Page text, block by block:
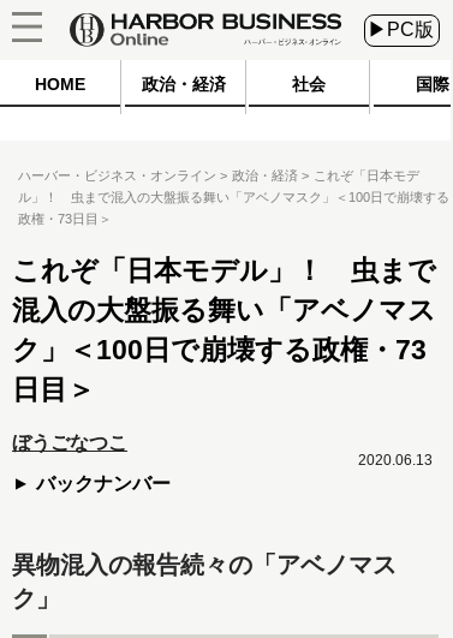
▶PC版
HOME 政治・経済 社会 国際
ハーバー・ビジネス・オンライン 政治・経済
これぞ「日本モデ
ル」！ 虫まで混入の大盤振る舞い「アベノマスク」＜100日で崩壊する
政権・73日目＞
これぞ「日本モデル」！ 虫まで
混入の大盤振る舞い「アベノマス
ク」＜100日で崩壊する政権・73
日目＞
ぼうごなつこ
バックナンバー
2020.06.13
異物混入の報告続々の「アベノマス
ク」